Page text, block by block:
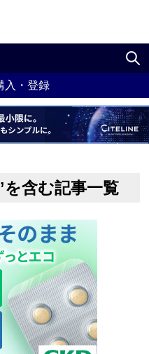
入・登録
を含む記事一覧